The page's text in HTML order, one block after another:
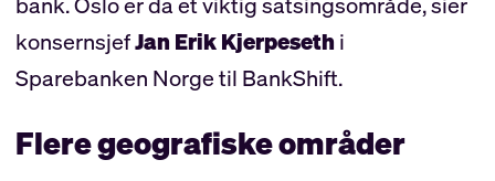
konsernsjefJan Erik Kjerpesethi
Sparebanken Norge til BankShift.
Flere geografiske områder